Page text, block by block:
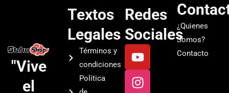
"Vive
el
Textos
Legales
Términos y
condiciones
Política
Redes
Sociales
Y
o
u
t
I
n
s
t
T
i
k
t
S
p
o
t
¿Quienes
Somos?
Contacto